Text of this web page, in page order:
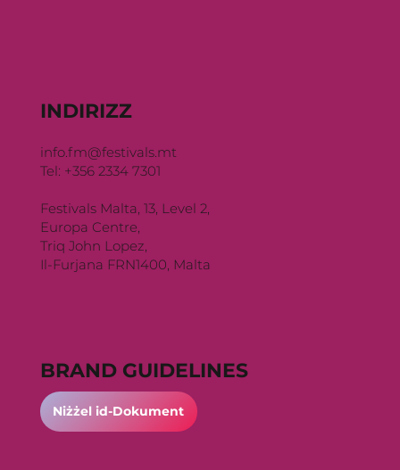
INDIRIZZ
info.fm@festivals.mt
Tel: +356 2334 7301
Festivals Malta, 13, Level 2,
Europa Centre,
Triq John Lopez,
Il-Furjana FRN1400, Malta
BRAND GUIDELINES
Niżżel id-Dokument